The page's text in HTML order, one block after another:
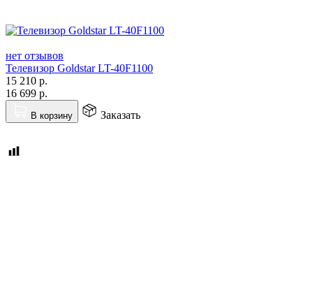
нет отзывов
Телевизор Goldstar LT-40F1100
15 210 р.
16 699 р.
В корзину Заказать